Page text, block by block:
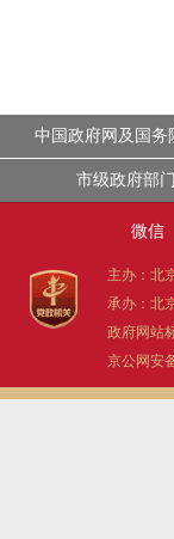
个人服务
便民服务
中介服务
政民互动
中国政府网及国务
市级政府部
微信
主办：北
承办：北
政府网站
京公网安